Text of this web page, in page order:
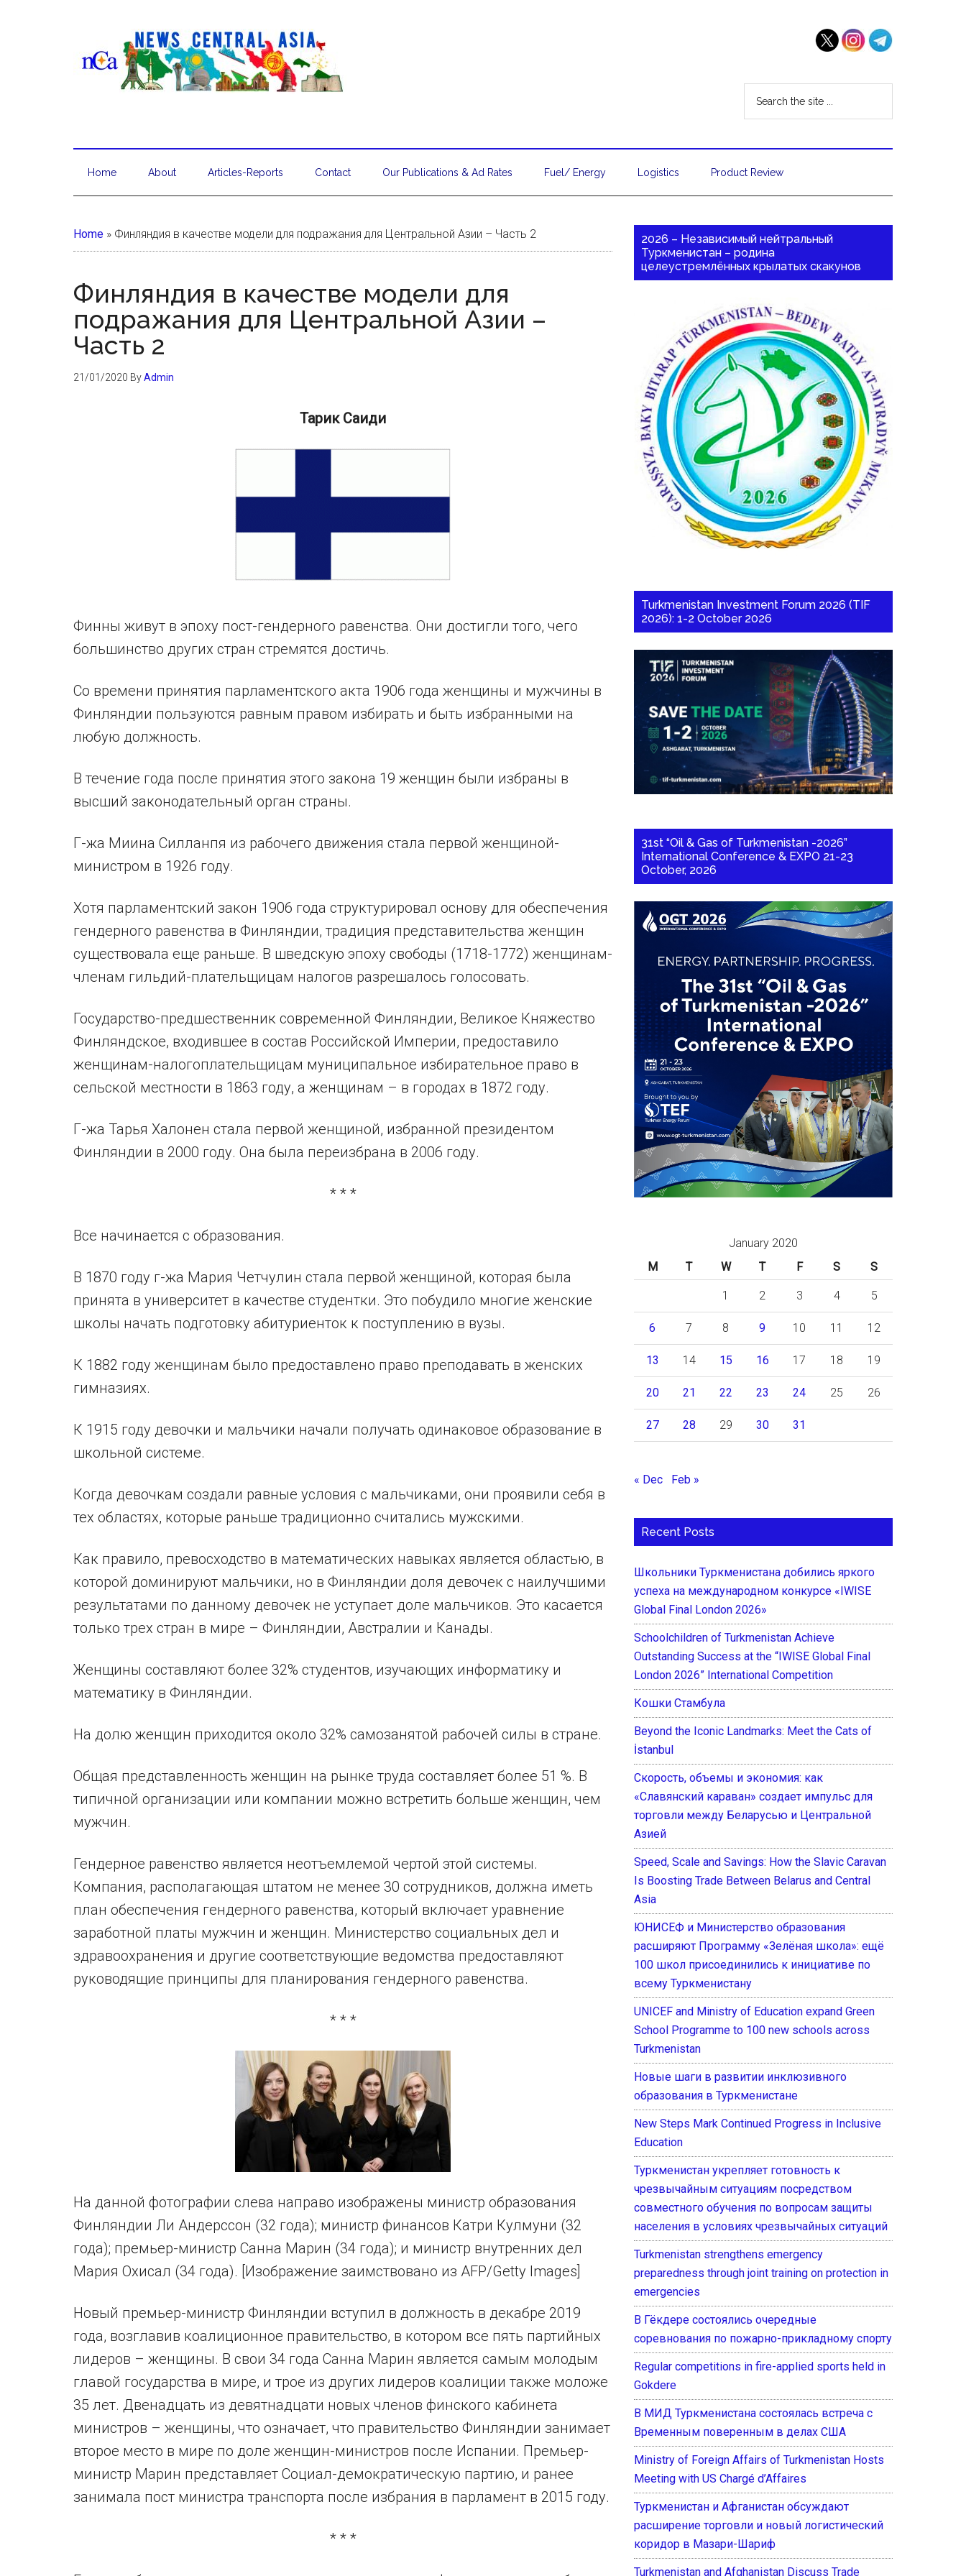
Home About Articles-Reports Contact Our Publications & Ad Rates Fuel/ Energy Logistics Product Review
Home » Финляндия в качестве модели для подражания для Центральной Азии – Часть 2
Финляндия в качестве модели для
подражания для Центральной Азии –
Часть 2
21/01/2020 ByAdmin
Тарик Саиди
Финны живут в эпоху пост-гендерного равенства. Они достигли того, чего
большинство других стран стремятся достичь.
Со времени принятия парламентского акта 1906 года женщины и мужчины в
Финляндии пользуются равным правом избирать и быть избранными на
любую должность.
В течение года после принятия этого закона 19 женщин были избраны в
высший законодательный орган страны.
Г-жа Миина Силланпя из рабочего движения стала первой женщиной-
министром в 1926 году.
Хотя парламентский закон 1906 года структурировал основу для обеспечения
гендерного равенства в Финляндии, традиция представительства женщин
существовала еще раньше. В шведскую эпоху свободы (1718-1772) женщинам-
членам гильдий-плательщицам налогов разрешалось голосовать.
Государство-предшественник современной Финляндии, Великое Княжество
Финляндское, входившее в состав Российской Империи, предоставило
женщинам-налогоплательщицам муниципальное избирательное право в
сельской местности в 1863 году, а женщинам – в городах в 1872 году.
Г-жа Тарья Халонен стала первой женщиной, избранной президентом
Финляндии в 2000 году. Она была переизбрана в 2006 году.
* * *
Все начинается с образования.
В 1870 году г-жа Мария Четчулин стала первой женщиной, которая была
принята в университет в качестве студентки. Это побудило многие женские
школы начать подготовку абитуриенток к поступлению в вузы.
К 1882 году женщинам было предоставлено право преподавать в женских
гимназиях.
К 1915 году девочки и мальчики начали получать одинаковое образование в
школьной системе.
Когда девочкам создали равные условия с мальчиками, они проявили себя в
тех областях, которые раньше традиционно считались мужскими.
Как правило, превосходство в математических навыках является областью, в
которой доминируют мальчики, но в Финляндии доля девочек с наилучшими
результатами по данному девочек не уступает доле мальчиков. Это касается
только трех стран в мире – Финляндии, Австралии и Канады.
Женщины составляют более 32% студентов, изучающих информатику и
математику в Финляндии.
На долю женщин приходится около 32% самозанятой рабочей силы в стране.
Общая представленность женщин на рынке труда составляет более 51 %. В
типичной организации или компании можно встретить больше женщин, чем
мужчин.
Гендерное равенство является неотъемлемой чертой этой системы.
Компания, располагающая штатом не менее 30 сотрудников, должна иметь
план обеспечения гендерного равенства, который включает уравнение
заработной платы мужчин и женщин. Министерство социальных дел и
здравоохранения и другие соответствующие ведомства предоставляют
руководящие принципы для планирования гендерного равенства.
* * *
На данной фотографии слева направо изображены министр образования
Финляндии Ли Андерссон (32 года); министр финансов Катри Кулмуни (32
года); премьер-министр Санна Марин (34 года); и министр внутренних дел
Мария Охисал (34 года). [Изображение заимствовано из AFP/Getty Images]
Новый премьер-министр Финляндии вступил в должность в декабре 2019
года, возглавив коалиционное правительство, в котором все пять партийных
лидеров – женщины. В свои 34 года Санна Марин является самым молодым
главой государства в мире, и трое из других лидеров коалиции также моложе
35 лет. Двенадцать из девятнадцати новых членов финского кабинета
министров – женщины, что означает, что правительство Финляндии занимает
второе место в мире по доле женщин-министров после Испании. Премьер-
министр Марин представляет Социал-демократическую партию, и ранее
занимала пост министра транспорта после избрания в парламент в 2015 году.
* * *
2026 – Независимый нейтральный
Туркменистан – родина
целеустремлённых крылатых скакунов
Turkmenistan Investment Forum 2026 (TIF
2026): 1-2 October 2026
31st “Oil & Gas of Turkmenistan -2026”
International Conference & EXPO 21-23
October, 2026
January 2020
M
T W T F S S
1 2 3 4 5
6 7 8 9 10 11 12
13 14 15 16 17 18 19
20 21 22 23 24 25 26
27 28 29 30 31
« Dec Feb »
Recent Posts
Школьники Туркменистана добились яркого
успеха на международном конкурсе «IWISE
Global Final London 2026»
Schoolchildren of Turkmenistan Achieve
Outstanding Success at the “IWISE Global Final
London 2026” International Competition
Кошки Стамбула
Beyond the Iconic Landmarks: Meet the Cats of
İstanbul
Скорость, объемы и экономия: как
«Славянский караван» создает импульс для
торговли между Беларусью и Центральной
Азией
Speed, Scale and Savings: How the Slavic Caravan
Is Boosting Trade Between Belarus and Central
Asia
ЮНИСЕФ и Министерство образования
расширяют Программу «Зелёная школа»: ещё
100 школ присоединились к инициативе по
всему Туркменистану
UNICEF and Ministry of Education expand Green
School Programme to 100 new schools across
Turkmenistan
Новые шаги в развитии инклюзивного
образования в Туркменистане
New Steps Mark Continued Progress in Inclusive
Education
Туркменистан укрепляет готовность к
чрезвычайным ситуациям посредством
совместного обучения по вопросам защиты
населения в условиях чрезвычайных ситуаций
Turkmenistan strengthens emergency
preparedness through joint training on protection in
emergencies
В Гёкдере состоялись очередные
соревнования по пожарно-прикладному спорту
Regular competitions in fire-applied sports held in
Gokdere
В МИД Туркменистана состоялась встреча с
Временным поверенным в делах США
Ministry of Foreign Affairs of Turkmenistan Hosts
Meeting with US Chargé d’Affaires
Туркменистан и Афганистан обсуждают
расширение торговли и новый логистический
коридор в Мазари-Шариф
Turkmenistan and Afghanistan Discuss Trade